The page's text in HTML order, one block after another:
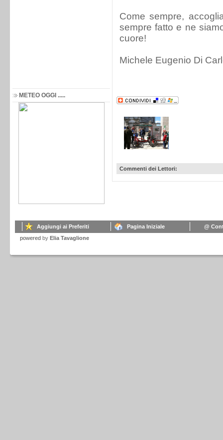
METEO OGGI .....
Come sempre,
sempre fatto e ne
cuore!
Michele Eugenio Di
Commenti dei Lettori:
Aggiungi ai Preferiti Pagina Iniziale
@
powered by Elia Tavaglione